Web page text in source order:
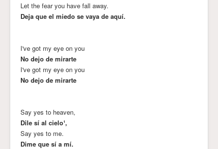
Let the fear you have fall away.
Deja que el miedo se vaya de aquí.
I've got my eye on you
No dejo de mirarte
I've got my eye on you
No dejo de mirarte
Say yes to heaven,
Dile sí al cielo¹,
Say yes to me.
Dime que sí a mí.